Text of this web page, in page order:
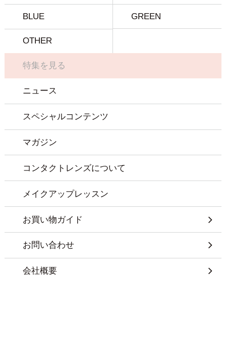
BLUE GREEN
OTHER
特集を見る
ニュース
スペシャルコンテンツ
マガジン
コンタクトレンズについて
メイクアップレッスン
お買い物ガイド
お問い合わせ
会社概要